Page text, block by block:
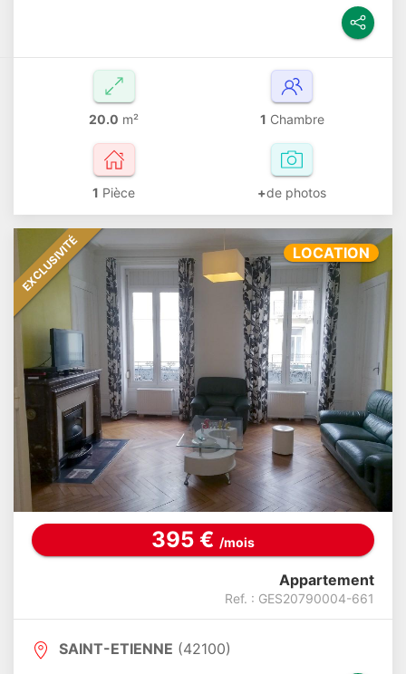
20.0 m² 1 Chambre
1 Pièce +de photos
EXCLUSIVITÉ LOCATION
395 € /mois
Appartement
Ref. : GES20790004-661
SAINT-ETIENNE (42100)